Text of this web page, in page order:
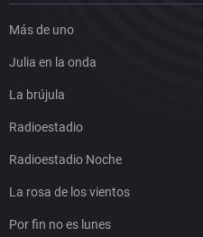
Más de uno
Julia en la onda
La brújula
Radioestadio
Radioestadio Noche
La rosa de los vientos
Por fin no es lunes